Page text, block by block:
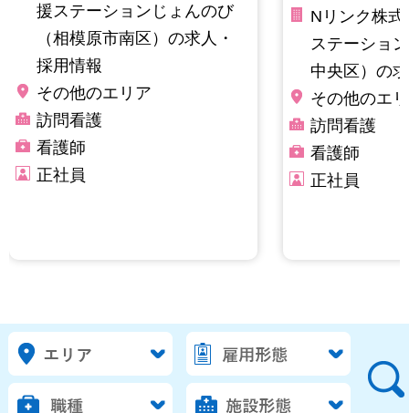
援ステーションじょんのび
（相模原市南区）の求人・
採用情報
その他のエリア
訪問看護
看護師
正社員
Nリンク株
ステーショ
中央区）の
その他のエ
訪問看護
看護師
正社員